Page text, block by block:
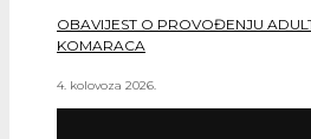
OBAVIJEST O PROVOĐENJU
KOMARACA
4. kolovoza 2026.